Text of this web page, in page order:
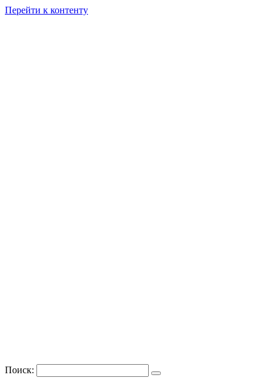
Перейти к контенту
Поиск: